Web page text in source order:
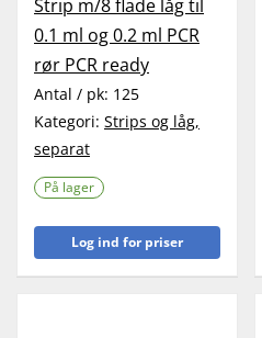
Strip m/8 flade låg til
0.1 ml og 0.2 ml PCR
rør PCR ready
Antal / pk: 125
Kategori: Strips og låg,
separat
På lager
Log ind for priser